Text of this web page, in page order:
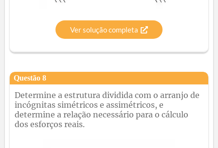
Ver solução completa
Questão 8
Determine a estrutura dividida com o arranjo de
incógnitas simétricos e assimétricos, e
determine a relação necessário para o cálculo
dos esforços reais.